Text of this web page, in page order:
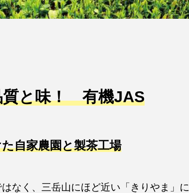
質と味！ 有機JAS
自家農園と製茶工場
なく、三岳山にほど近い「きりやま」に
EAT